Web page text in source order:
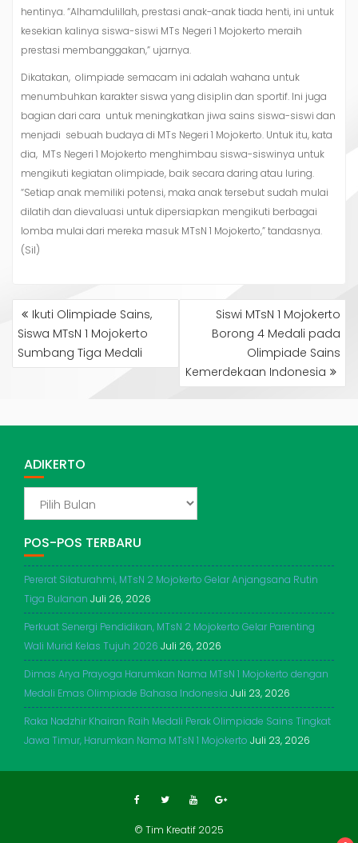
hentinya. “Alhamdulillah, prestasi anak-anak tiada henti, ini untuk
kesekian kalinya siswa-siswi MTs Negeri 1 Mojokerto meraih
prestasi membanggakan,” ujarnya.
Dikatakan, olimpiade semacam ini adalah wahana untuk
menumbuhkan karakter siswa yang disiplin dan sportif. Ini juga
bagian dari cara untuk meningkatkan jiwa sains siswa-siswi dan
menjadi sebuah budaya di MTs Negeri 1 Mojokerto. Untuk itu, kata
dia, MTs Negeri 1 Mojokerto menghimbau siswa-siswinya untuk
mengikuti kegiatan olimpiade, baik secara daring atau luring.
“Setiap anak memiliki potensi, maka anak tersebut sudah mulai
dilatih dan dievaluasi untuk dipersiapkan mengikuti berbagai
lomba mulai dari mereka masuk MTsN 1 Mojokerto,” tandasnya.
(Sil)
NAVIGASI
POSIkuti Olimpiade Sains,
Siswa MTsN 1 Mojokerto
Sumbang Tiga Medali
Siswi MTsN 1 Mojokerto
Borong 4 Medali pada
Olimpiade Sains
Kemerdekaan Indonesia
ADIKERTO
POS-POS TERBARU
Pererat Silaturahmi, MTsN 2 Mojokerto Gelar Anjangsana Rutin
Tiga Bulanan Juli 26, 2026
Perkuat Senergi Pendidikan, MTsN 2 Mojokerto Gelar Parenting
Wali Murid Kelas Tujuh 2026 Juli 26, 2026
Dimas Arya Prayoga Harumkan Nama MTsN 1 Mojokerto dengan
Medali Emas Olimpiade Bahasa Indonesia Juli 23, 2026
Raka Nadzhir Khairan Raih Medali Perak Olimpiade Sains Tingkat
Jawa Timur, Harumkan Nama MTsN 1 Mojokerto Juli 23, 2026
© Tim Kreatif 2025